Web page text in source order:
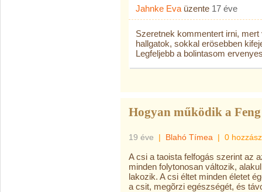
Jahnke Eva üzente 17 éve
Szeretnek kommentert irni,
hallgatok, sokkal erösebben
Legfeljebb a bolintasom
Hogyan működik a
19 éve | Blahó Tímea | 0
A csi a taoista felfogás szerint az
minden folytonosan változik,
lakozik. A csi éltet minden életet
a csit, megõrzi egészségét, és